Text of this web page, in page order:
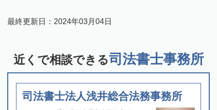
最終更新日： 2024年03月04日
近くで相談できる司法書士事務所
司法書士法人浅井総合法務事務所